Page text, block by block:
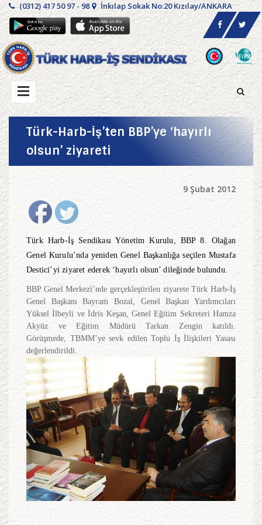
(0312) 417 50 97 - 98 İnkılap Sokak No:20 Kızılay/ANKARA
Türk-Harb-İş’ten BBP’ye ‘hayırlı
olsun’ ziyareti
9 Şubat 2012
Türk Harb-İş Sendikası Yönetim Kurulu, BBP 8. Olağan
Genel Kurulu’nda yeniden Genel Başkanlığa seçilen Mustafa
Destici’yi ziyaret ederek ‘hayırlı olsun’ dileğinde bulundu.
BBP Genel Merkezi’nde gerçekleştirilen ziyarete Türk Harb-İş
Genel Başkanı Bayram Bozal, Genel Başkan Yardımcıları
Yüksel İlbeyli ve İdris Keşan, Genel Eğitim Sekreteri Hamza
Akyüz ve Eğitim Müdürü Tarkan Zengin katıldı.
Görüşmede, TBMM’ye sevk edilen Toplu İş İlişkileri Yasası
değerlendirildi.